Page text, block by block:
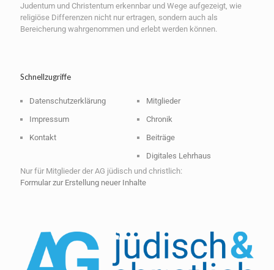
Judentum und Christentum erkennbar und Wege aufgezeigt, wie
religiöse Differenzen nicht nur ertragen, sondern auch als
Bereicherung wahrgenommen und erlebt werden können.
Schnellzugriffe
Datenschutzerklärung
Impressum
Kontakt
Mitglieder
Chronik
Beiträge
Digitales Lehrhaus
Nur für Mitglieder der AG jüdisch und christlich:
Formular zur Erstellung neuer Inhalte